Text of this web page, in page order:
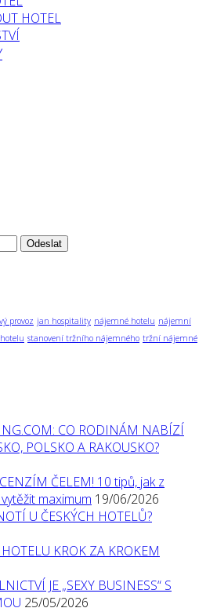
HOTEL
provoz jan hospitality nájemné hotelu nájemní
stanovení tržního nájemného tržní nájemné
CO RODINÁM NABÍZÍ
POLSKO A RAKOUSKO?
ČELEM! 10 tipů, jak z
maximum 19/06/2026
U ČESKÝCH HOTELŮ?
KROK ZA KROKEM
JE „SEXY BUSINESS“ S
25/05/2026